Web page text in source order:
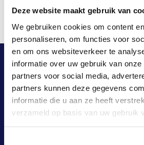
Deze website maakt gebruik van
We gebruiken cookies om content
personaliseren, om functies voor
en om ons websiteverkeer te
informatie over uw gebruik van
partners voor social media,
partners kunnen deze gegevens
informatie die u aan ze heeft
verzameld op basis van uw gebruik